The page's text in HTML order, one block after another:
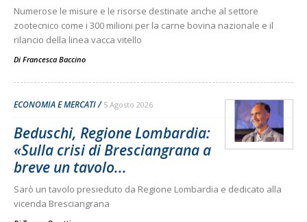
Numerose le misure e le risorse destinate anche al settore
zootecnico come i 300 milioni per la carne bovina nazionale e il
rilancio della linea vacca vitello
Di Francesca Baccino
ECONOMIA E MERCATI 5 Agosto 2026
Beduschi, Regione Lombardia:
«Sulla crisi di Bresciangrana a
breve un tavolo...
Sarò un tavolo presieduto da Regione Lombardia e dedicato alla
vicenda Bresciangrana